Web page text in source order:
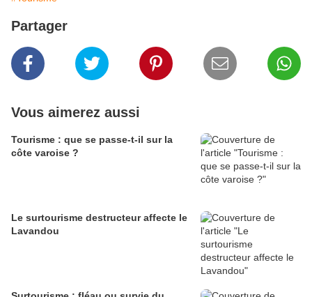
Partager
Vous aimerez aussi
Tourisme : que se passe-t-il sur la
côte varoise ?
Le surtourisme destructeur affecte le
Lavandou